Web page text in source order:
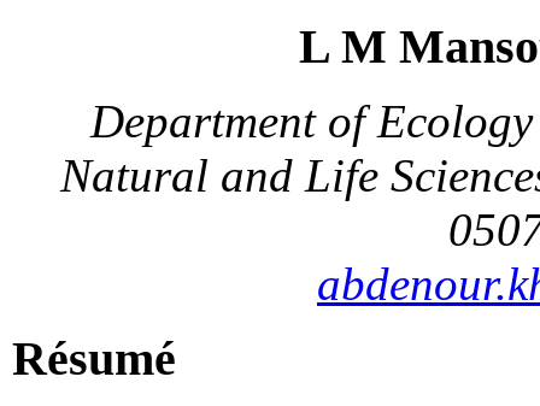
L M
Department of
Natural and Life
Résumé